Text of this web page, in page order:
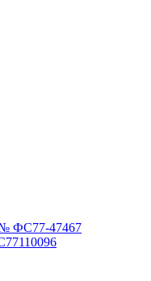
№ ФС77-47467